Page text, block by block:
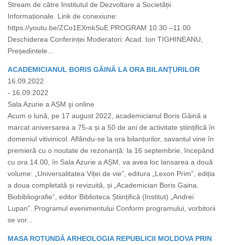
Stream de către Institutul de Dezvoltare a Societății
Informaționale. Link de conexiune:
https://youtu.be/ZCo1EXmkSuE PROGRAM 10.30 –11.00
Deschiderea Conferinței Moderatori: Acad. Ion TIGHINEANU,
Președintele...
ACADEMICIANUL BORIS GĂINĂ LA ORA BILANȚURILOR
16.09.2022
- 16.09.2022
Sala Azurie a AȘM şi online
Acum o lună, pe 17 august 2022, academicianul Boris Găină a
marcat aniversarea a 75-a și a 50 de ani de activitate științifică în
domeniul vitivinicol. Aflându-se la ora bilanțurilor, savantul vine în
premieră cu o noutate de rezonanță: la 16 septembrie, începând
cu ora 14.00, în Sala Azurie a AȘM, va avea loc lansarea a două
volume: „Universalitatea Viței de vie”, editura „Lexon Prim”, ediția
a doua completată și revizuită, și „Academician Boris Gaina.
Biobibliografie”, editor Biblioteca Științifică (Institut) „Andrei
Lupan”. Programul evenimentului Conform programului, vorbitorii
se vor...
MASA ROTUNDĂ ARHEOLOGIA REPUBLICII MOLDOVA PRIN